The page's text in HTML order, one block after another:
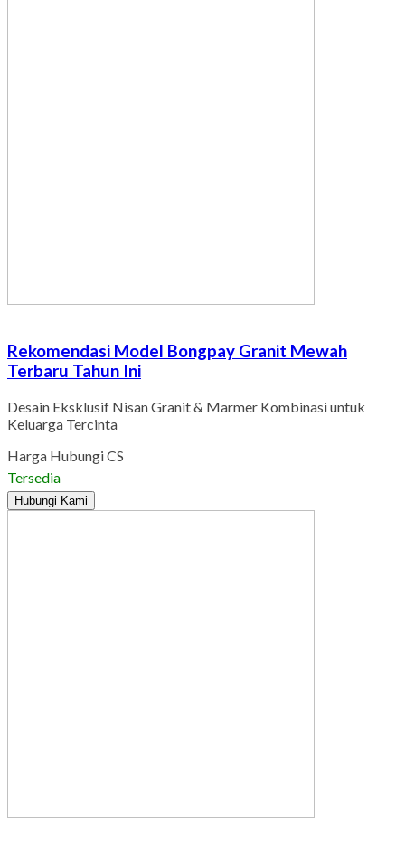
Rekomendasi Model Bongpay Granit Mewah
Terbaru Tahun Ini
Desain Eksklusif Nisan Granit & Marmer Kombinasi untuk
Keluarga Tercinta
Harga Hubungi CS
Tersedia
Hubungi Kami